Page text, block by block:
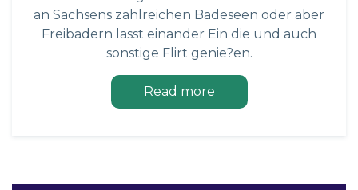
an Sachsens zahlreichen Badeseen oder aber
Freibadern lasst einander Ein die und auch
sonstige Flirt genie?en.
Read more